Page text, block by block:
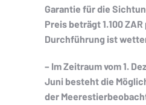
Garantie für die
Preis beträgt 1.100
Durchführung ist
– Im Zeitraum vom 1.
Juni besteht die
der